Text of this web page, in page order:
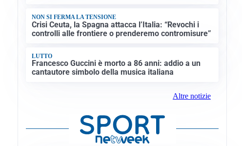
NON SI FERMA LA TENSIONE
Crisi Ceuta, la Spagna attacca l’Italia: “Revochi i
controlli alle frontiere o prenderemo contromisure”
LUTTO
Francesco Guccini è morto a 86 anni: addio a un
cantautore simbolo della musica italiana
Altre notizie